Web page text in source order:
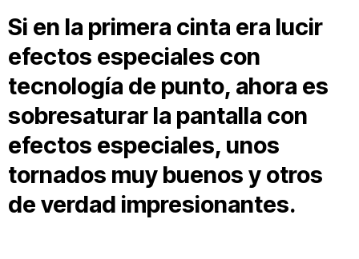
Si en la primera cinta era lucir
efectos especiales con
tecnología de punto, ahora es
sobresaturar la pantalla con
efectos especiales, unos
tornados muy buenos y otros
de verdad impresionantes.